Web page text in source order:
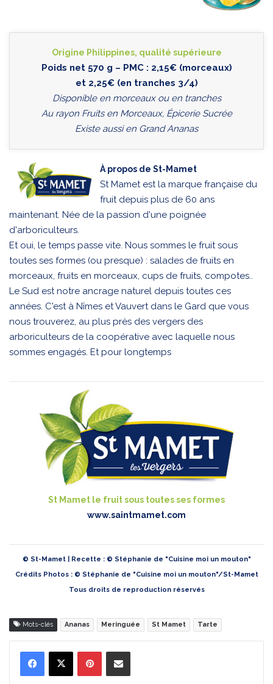
Origine Philippines, qualité supérieure
Poids net 570 g – PMC : 2,15€ (morceaux)
et 2,25€ (en tranches 3/4)
Disponible en morceaux ou en tranches
Au rayon Fruits en Morceaux, Épicerie Sucrée
Existe aussi en Grand Ananas
À propos de St-Mamet
St Mamet est la marque française du
fruit depuis plus de 60 ans
maintenant. Née de la passion d'une poignée
d'arboriculteurs.
Et oui, le temps passe vite. Nous sommes le fruit sous
toutes ses formes (ou presque) : salades de fruits en
morceaux, fruits en morceaux, cups de fruits, compotes..
Le Sud est notre ancrage naturel depuis toutes ces
années. C'est à Nîmes et Vauvert dans le Gard que vous
nous trouverez, au plus près des vergers des
arboriculteurs de la coopérative avec laquelle nous
sommes engagés. Et pour longtemps
St Mamet le fruit sous toutes ses formes
www.saintmamet.com
© St-Mamet | Recette : © Stéphanie de "Cuisine moi un mouton"
Crédits Photos : © Stéphanie de "Cuisine moi un mouton"/St-Mamet
Tous droits de reproduction réservés
Mots-clés Ananas Meringuée St Mamet Tarte